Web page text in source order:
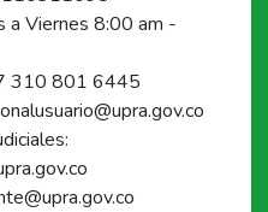
a Viernes 8:00 am -
310 801 6445